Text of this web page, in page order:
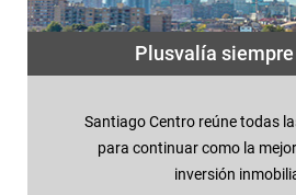
Plusvalía
Santiago Centro reúne todas
para continuar como la
inversión